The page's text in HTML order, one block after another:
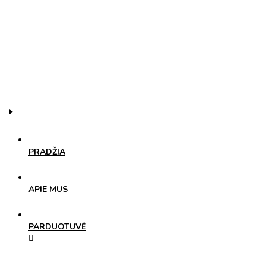
PRADŽIA
APIE MUS
PARDUOTUVĖ